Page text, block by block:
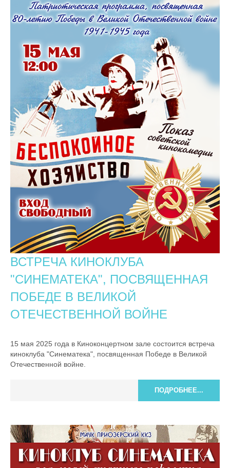
ВСТРЕЧА КИНОКЛУБА
"СИНЕМАТЕКА", ПОСВЯЩЕННАЯ
ПОБЕДЕ В ВЕЛИКОЙ
ОТЕЧЕСТВЕННОЙ ВОЙНЕ
15 мая 2025 года в Киноконцертном зале состоится встреча
киноклуба "Синематека", посвященная Победе в Великой
Отечественной войне.
ПОДРОБНЕЕ...